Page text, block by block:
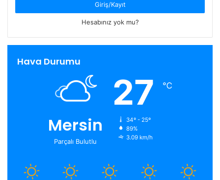
Giriş/Kayıt
Hesabınız yok mu?
Hava Durumu
Mersin
Parçalı Bulutlu
27 ℃
34º - 25º
89%
3.09 km/h